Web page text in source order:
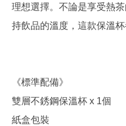
理想選擇。不論是享受熱
持飲品的溫度，這款保溫
《標準配備》
雙層不銹鋼保溫杯 x 1個
紙盒包裝